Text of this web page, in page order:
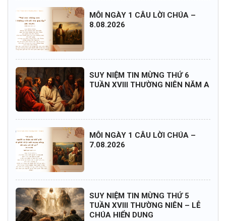
MỖI NGÀY 1 CÂU LỜI CHÚA –
8.08.2026
SUY NIỆM TIN MỪNG THỨ 6
TUẦN XVIII THƯỜNG NIÊN NĂM A
MỖI NGÀY 1 CÂU LỜI CHÚA –
7.08.2026
SUY NIỆM TIN MỪNG THỨ 5
TUẦN XVIII THƯỜNG NIÊN – LỄ
CHÚA HIỂN DUNG